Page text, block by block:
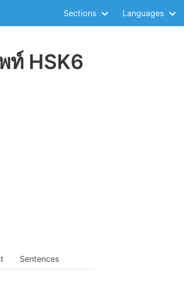
Sections Languages
ท์ HSK6
Sentences